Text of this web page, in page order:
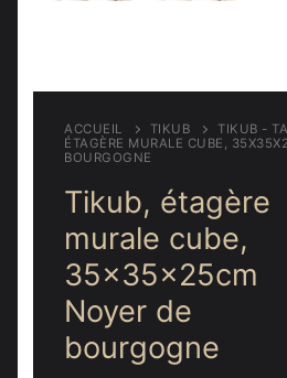
ACCUEIL TIKUB TIKUB -
ÉTAGÈRE MURALE CUBE,
BOURGOGNE
Tikub, étagère
murale cube,
35x35x25cm
Noyer de
bourgogne